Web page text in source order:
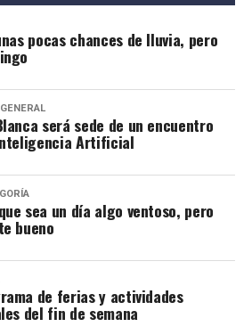
pocas chances de lluvia, pero
será sede de un encuentro
Artificial
sea un día algo ventoso, pero
bueno
de ferias y actividades
del fin de semana